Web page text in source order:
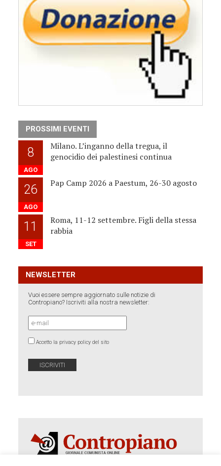
PROSSIMI EVENTI
8
AGO
Milano. L’inganno della tregua, il
genocidio dei palestinesi continua
26
AGO
Pap Camp 2026 a Paestum, 26-30 agosto
11
SET
Roma, 11-12 settembre. Figli della stessa
rabbia
NEWSLETTER
Vuoi essere sempre aggiornato sulle notizie di
Contropiano? Iscriviti alla nostra newsletter:
Accetto la privacy policy del sito